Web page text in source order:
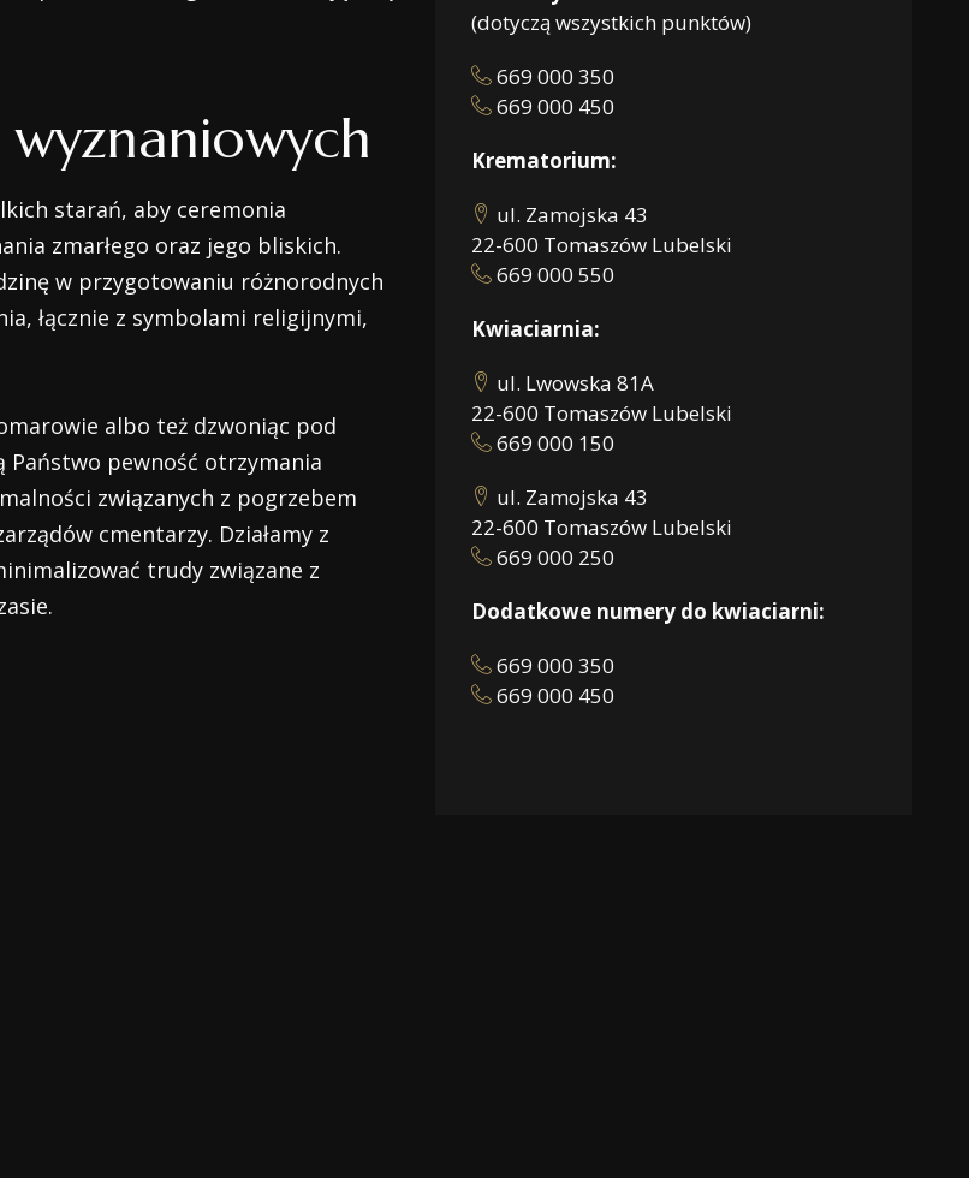
starań, aby ceremonia
zmarłego oraz jego bliskich.
w przygotowaniu różnorodnych
łącznie z symbolami religijnymi,
albo też dzwoniąc pod
Państwo pewność otrzymania
związanych z pogrzebem
cmentarzy. Działamy z
trudy związane z
(dotyczą wszystkich punktów)
669 000 350
669 000 450
Krematorium:
ul. Zamojska 43
22-600 Tomaszów Lubelski
669 000 550
Kwiaciarnia:
ul. Lwowska 81A
22-600 Tomaszów Lubelski
669 000 150
ul. Zamojska 43
22-600 Tomaszów Lubelski
669 000 250
Dodatkowe numery do kwiaciarni:
669 000 350
669 000 450